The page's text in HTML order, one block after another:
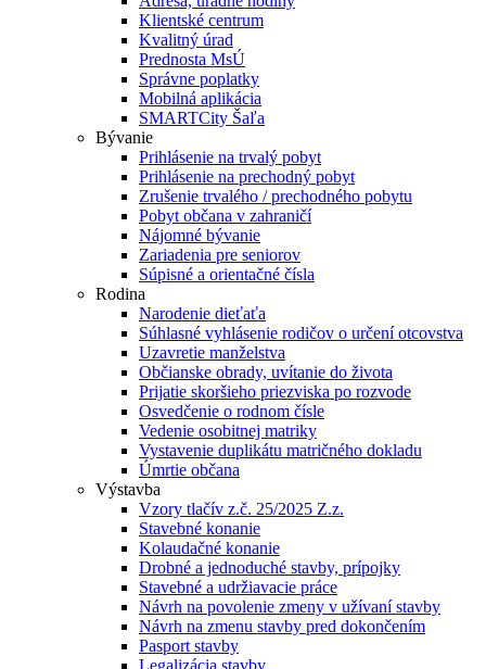
Klientské centrum
Kvalitný úrad
Prednosta MsÚ
Správne poplatky
Mobilná aplikácia
SMARTCity Šaľa
Bývanie
Prihlásenie na trvalý pobyt
Prihlásenie na prechodný pobyt
Zrušenie trvalého / prechodného pobytu
Pobyt občana v zahraničí
Nájomné bývanie
Zariadenia pre seniorov
Súpisné a orientačné čísla
Rodina
Narodenie dieťaťa
Súhlasné vyhlásenie rodičov o určení otcovstva
Uzavretie manželstva
Občianske obrady, uvítanie do života
Prijatie skoršieho priezviska po rozvode
Osvedčenie o rodnom čísle
Vedenie osobitnej matriky
Vystavenie duplikátu matričného dokladu
Úmrtie občana
Výstavba
Vzory tlačív z.č. 25/2025 Z.z.
Stavebné konanie
Kolaudačné konanie
Drobné a jednoduché stavby, prípojky
Stavebné a udržiavacie práce
Návrh na povolenie zmeny v užívaní stavby
Návrh na zmenu stavby pred dokončením
Pasport stavby
Legalizácia stavby